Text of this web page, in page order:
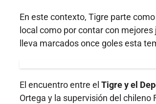
En este contexto, Tigre parte
local como por contar con
lleva marcados once goles esta
El encuentro entre el Tigre y el
Ortega y la supervisión del chileno